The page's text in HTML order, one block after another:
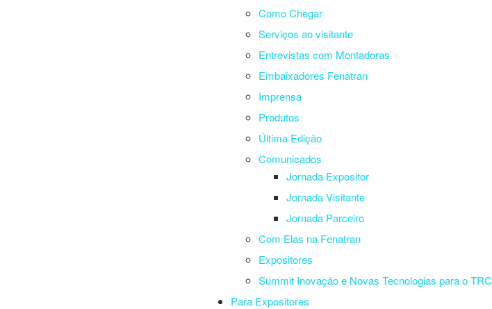
Como Chegar
Serviços ao visitante
Entrevistas com Montadoras
Embaixadores Fenatran
Imprensa
Produtos
Última Edição
Comunicados
Jornada Expositor
Jornada Visitante
Jornada Parceiro
Com Elas na Fenatran
Expositores
Summit Inovação e Novas Tecnologias para o TRC
Para Expositores